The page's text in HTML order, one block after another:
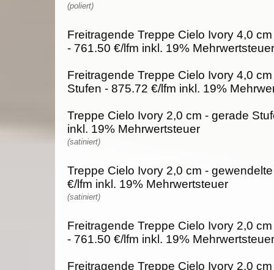
(poliert)
Freitragende Treppe Cielo Ivory 4,0
- 761.50 €/lfm inkl. 19% Mehrwertsteuer
Freitragende Treppe Cielo Ivory 4,0
Stufen - 875.72 €/lfm inkl. 19%
Treppe Cielo Ivory 2,0 cm - gerade
inkl. 19% Mehrwertsteuer
(satiniert)
Treppe Cielo Ivory 2,0 cm -
€/lfm inkl. 19% Mehrwertsteuer
(satiniert)
Freitragende Treppe Cielo Ivory 2,0
- 761.50 €/lfm inkl. 19% Mehrwertsteuer
Freitragende Treppe Cielo Ivory 2,0